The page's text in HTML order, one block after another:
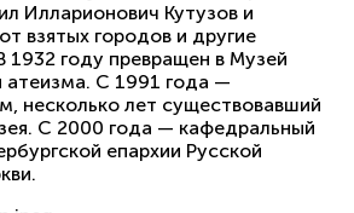
Илларионович Кутузов и
взятых городов и другие
1932 году превращен в Музей
атеизма. С 1991 года —
несколько лет существовавший
С 2000 года — кафедральный
епархии Русской